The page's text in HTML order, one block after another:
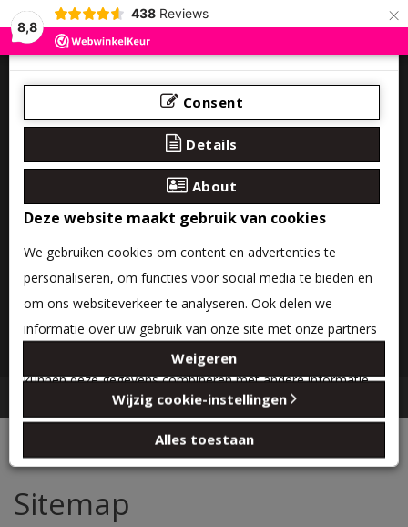
8,8
438 Reviews ×
0 product(en) - €0,00
Sitemap
Consent
Details
About
Deze website maakt gebruik van cookies
We gebruiken cookies om content en advertenties te
personaliseren, om functies voor social media te bieden en
om ons websiteverkeer te analyseren. Ook delen we
informatie over uw gebruik van onze site met onze partners
voor social media, adverteren en analyse. Deze partners
kunnen deze gegevens combineren met andere informatie
die u aan ze heeft verstrekt of die ze hebben verzameld op
basis van uw gebruik van hun services.
Weigeren
Wijzig cookie-instellingen
Alles toestaan